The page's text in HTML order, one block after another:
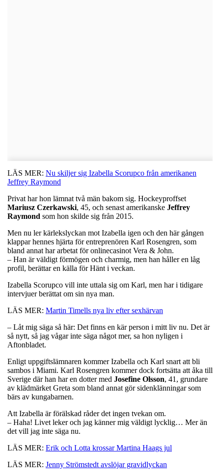
LÄS MER: Nu skiljer sig Izabella Scorupco från amerikanen
Jeffrey Raymond
Privat har hon lämnat två män bakom sig. Hockeyproffset
Mariusz Czerkawski, 45, och senast amerikanske Jeffrey
Raymond som hon skilde sig från 2015.
Men nu ler kärlekslyckan mot Izabella igen och den här gången
klappar hennes hjärta för entreprenören Karl Rosengren, som
bland annat har arbetat för onlinecasinot Vera & John.
– Han är väldigt förmögen och charmig, men han håller en låg
profil, berättar en källa för Hänt i veckan.
Izabella Scorupco vill inte uttala sig om Karl, men har i tidigare
intervjuer berättat om sin nya man.
LÄS MER: Martin Timells nya liv efter sexhärvan
– Låt mig säga så här: Det finns en kär person i mitt liv nu. Det är
så nytt, så jag vågar inte säga något mer, sa hon nyligen i
Aftonbladet.
Enligt uppgiftslämnaren kommer Izabella och Karl snart att bli
sambos i Miami. Karl Rosengren kommer dock fortsätta att åka till
Sverige där han har en dotter med Josefine Olsson, 41, grundare
av klädmärket Greta som bland annat gör sidenklänningar som
bärs av kungabarnen.
Att Izabella är förälskad råder det ingen tvekan om.
– Haha! Livet leker och jag känner mig väldigt lycklig… Mer än
det vill jag inte säga nu.
LÄS MER: Erik och Lotta krossar Martina Haags jul
LÄS MER: Jenny Strömstedt avslöjar gravidlyckan